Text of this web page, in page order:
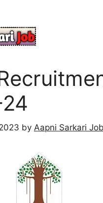
by Aapni Sarkari Job